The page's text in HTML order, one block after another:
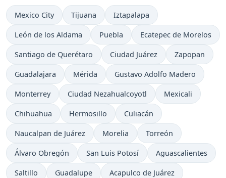
Mexico City Tijuana Iztapalapa
León de los Aldama Puebla Ecatepec de Morelos
Santiago de Querétaro Ciudad Juárez Zapopan
Guadalajara Mérida Gustavo Adolfo Madero
Monterrey Ciudad Nezahualcoyotl Mexicali
Chihuahua Hermosillo Culiacán
Naucalpan de Juárez Morelia Torreón
Álvaro Obregón San Luis Potosí Aguascalientes
Saltillo Guadalupe Acapulco de Juárez